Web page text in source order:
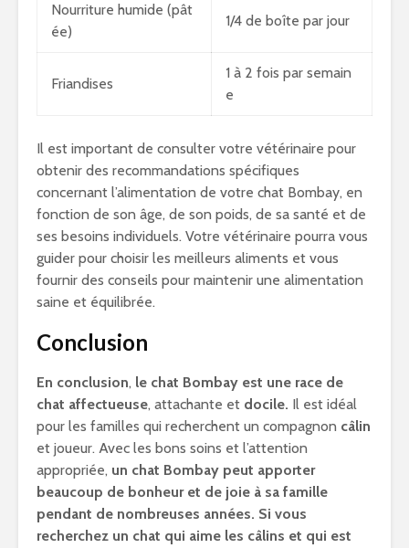
Nourriture humide (pât
ée)
1/4 de boîte par jour
Friandises
1 à 2 fois par semain
e
Il est important de consulter votre vétérinaire pour
obtenir des recommandations spécifiques
concernant l’alimentation de votre chat Bombay, en
fonction de son âge, de son poids, de sa santé et de
ses besoins individuels. Votre vétérinaire pourra vous
guider pour choisir les meilleurs aliments et vous
fournir des conseils pour maintenir une alimentation
saine et équilibrée.
Conclusion
En conclusion, le chat Bombay est une race de
chat affectueuse, attachante et docile. Il est idéal
pour les familles qui recherchent un compagnon câlin
et joueur. Avec les bons soins et l’attention
appropriée, un chat Bombay peut apporter
beaucoup de bonheur et de joie à sa famille
pendant de nombreuses années. Si vous
recherchez un chat qui aime les câlins et qui est